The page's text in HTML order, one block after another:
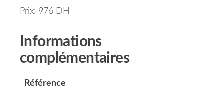
Prix: 976 DH
Informations
complémentaires
Référence